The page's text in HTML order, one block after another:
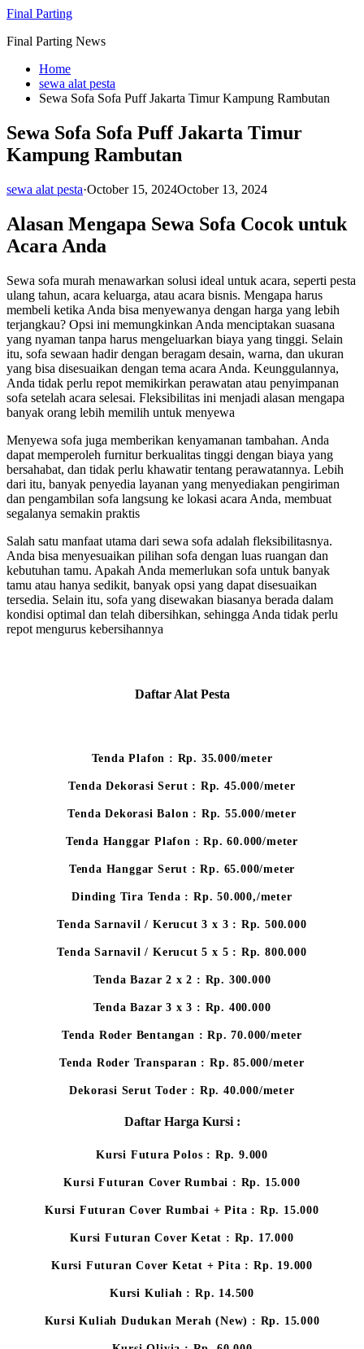
Skip
content
Final Parting
Final Parting News
Home
sewa alat pesta
Sewa Sofa Sofa Puff Jakarta Timur Kampung Rambutan
Sewa Sofa Sofa Puff Jakarta Timur
Kampung Rambutan
sewa alat pesta·October 15, 2024October 13, 2024
Alasan Mengapa Sewa Sofa Cocok untuk
Acara Anda
Sewa sofa murah menawarkan solusi ideal untuk acara, seperti pesta
ulang tahun, acara keluarga, atau acara bisnis. Mengapa harus
membeli ketika Anda bisa menyewanya dengan harga yang lebih
terjangkau? Opsi ini memungkinkan Anda menciptakan suasana
yang nyaman tanpa harus mengeluarkan biaya yang tinggi. Selain
itu, sofa sewaan hadir dengan beragam desain, warna, dan ukuran
yang bisa disesuaikan dengan tema acara Anda. Keunggulannya,
Anda tidak perlu repot memikirkan perawatan atau penyimpanan
sofa setelah acara selesai. Fleksibilitas ini menjadi alasan mengapa
banyak orang lebih memilih untuk menyewa
Menyewa sofa juga memberikan kenyamanan tambahan. Anda
dapat memperoleh furnitur berkualitas tinggi dengan biaya yang
bersahabat, dan tidak perlu khawatir tentang perawatannya. Lebih
dari itu, banyak penyedia layanan yang menyediakan pengiriman
dan pengambilan sofa langsung ke lokasi acara Anda, membuat
segalanya semakin praktis
Salah satu manfaat utama dari sewa sofa adalah fleksibilitasnya.
Anda bisa menyesuaikan pilihan sofa dengan luas ruangan dan
kebutuhan tamu. Apakah Anda memerlukan sofa untuk banyak
tamu atau hanya sedikit, banyak opsi yang dapat disesuaikan
tersedia. Selain itu, sofa yang disewakan biasanya berada dalam
kondisi optimal dan telah dibersihkan, sehingga Anda tidak perlu
repot mengurus kebersihannya
Daftar Alat Pesta
Tenda Plafon : Rp. 35.000/meter
Tenda Dekorasi Serut : Rp. 45.000/meter
Tenda Dekorasi Balon : Rp. 55.000/meter
Tenda Hanggar Plafon : Rp. 60.000/meter
Tenda Hanggar Serut : Rp. 65.000/meter
Dinding Tira Tenda : Rp. 50.000,/meter
Tenda Sarnavil / Kerucut 3 x 3 : Rp. 500.000
Tenda Sarnavil / Kerucut 5 x 5 : Rp. 800.000
Tenda Bazar 2 x 2 : Rp. 300.000
Tenda Bazar 3 x 3 : Rp. 400.000
Tenda Roder Bentangan : Rp. 70.000/meter
Tenda Roder Transparan : Rp. 85.000/meter
Dekorasi Serut Toder : Rp. 40.000/meter
Daftar Harga Kursi :
Kursi Futura Polos : Rp. 9.000
Kursi Futuran Cover Rumbai : Rp. 15.000
Kursi Futuran Cover Rumbai + Pita : Rp. 15.000
Kursi Futuran Cover Ketat : Rp. 17.000
Kursi Futuran Cover Ketat + Pita : Rp. 19.000
Kursi Kuliah : Rp. 14.500
Kursi Kuliah Dudukan Merah (New) : Rp. 15.000